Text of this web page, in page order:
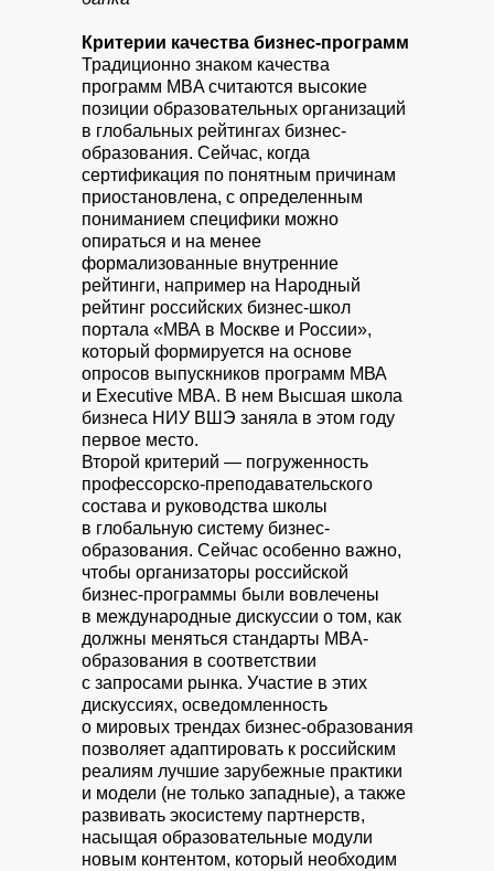
Критерии качества бизнес-программ
Традиционно знаком качества
программ MBA считаются высокие
позиции образовательных организаций
в глобальных рейтингах бизнес-
образования. Сейчас, когда
сертификация по понятным причинам
приостановлена, с определенным
пониманием специфики можно
опираться и на менее
формализованные внутренние
рейтинги, например на Народный
рейтинг российских бизнес-школ
портала «МВА в Москве и России»,
который формируется на основе
опросов выпускников программ МВА
и Executive MBA. В нем Высшая школа
бизнеса НИУ ВШЭ заняла в этом году
первое место.
Второй критерий — погруженность
профессорско-преподавательского
состава и руководства школы
в глобальную систему бизнес-
образования. Сейчас особенно важно,
чтобы организаторы российской
бизнес-программы были вовлечены
в международные дискуссии о том, как
должны меняться стандарты MBA-
образования в соответствии
с запросами рынка. Участие в этих
дискуссиях, осведомленность
о мировых трендах бизнес-образования
позволяет адаптировать к российским
реалиям лучшие зарубежные практики
и модели (не только западные), а также
развивать экосистему партнерств,
насыщая образовательные модули
новым контентом, который необходим